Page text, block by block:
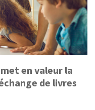
en valeur la
de livres